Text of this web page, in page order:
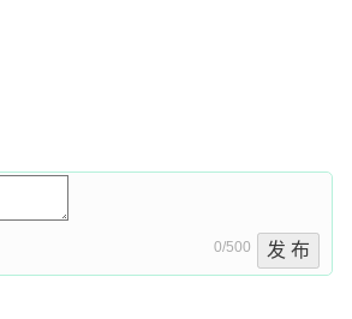
0/500 发 布